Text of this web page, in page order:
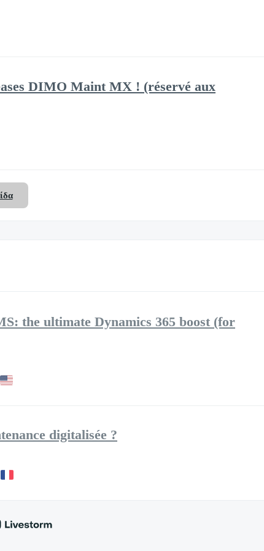
DIMO Maint MX ! (réservé aux
the ultimate Dynamics 365 boost (for
digitalisée ?